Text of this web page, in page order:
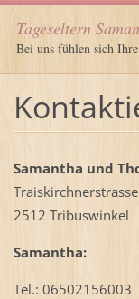
Tageseltern
Bei uns fühlen sich
Samantha und
2512 Tribuswinkel
Samantha:
Tel.: 06502156003